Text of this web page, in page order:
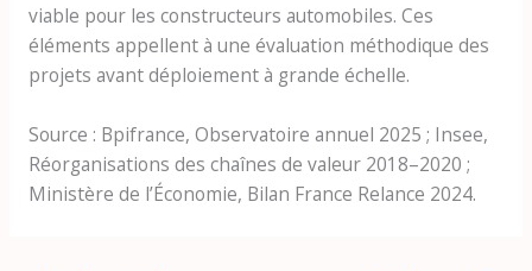
viable pour les constructeurs automobiles. Ces
éléments appellent à une évaluation méthodique des
projets avant déploiement à grande échelle.
Source : Bpifrance, Observatoire annuel 2025 ; Insee,
Réorganisations des chaînes de valeur 2018–2020 ;
Ministère de l’Économie, Bilan France Relance 2024.